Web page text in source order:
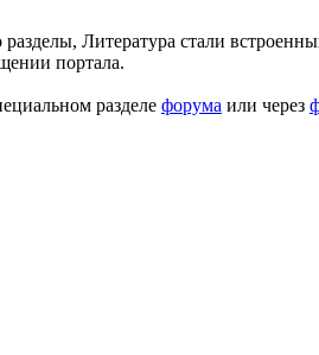
Литература стали
портала.
разделе форума или через